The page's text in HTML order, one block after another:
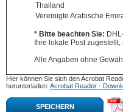
Thailand
Vereinigte Arabische
* Bitte beachten Sie:
Ihre lokale Post
Alle Angaben ohne
Hier können Sie sich den Acrobat
herunterladen: Acrobat Reader -
SPEICHERN